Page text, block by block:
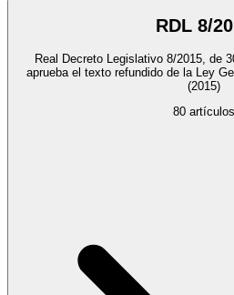
RDL 8/
Real Decreto Legislativo 8/2015, de
aprueba el texto refundido de la Ley
(2015)
80 artículos